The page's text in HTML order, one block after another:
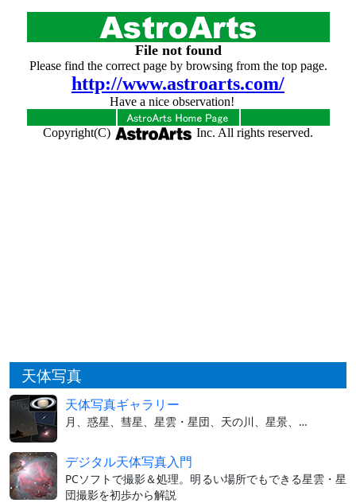
天体写真
天体写真ギャラリー
月、惑星、彗星、星雲・星団、天の川、星景、…
デジタル天体写真入門
PCソフトで撮影＆処理。明るい場所でもできる星雲・星
団撮影を初歩から解説